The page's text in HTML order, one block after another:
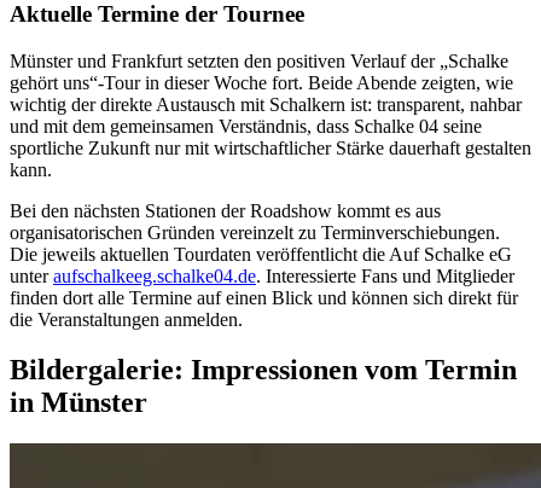
Aktuelle Termine der Tournee
Münster und Frankfurt setzten den positiven Verlauf der „Schalke
gehört uns“-Tour in dieser Woche fort. Beide Abende zeigten, wie
wichtig der direkte Austausch mit Schalkern ist: transparent, nahbar
und mit dem gemeinsamen Verständnis, dass Schalke 04 seine
sportliche Zukunft nur mit wirtschaftlicher Stärke dauerhaft gestalten
kann.
Bei den nächsten Stationen der Roadshow kommt es aus
organisatorischen Gründen vereinzelt zu Terminverschiebungen.
Die jeweils aktuellen Tourdaten veröffentlicht die Auf Schalke eG
unteraufschalkeeg.schalke04.de. Interessierte Fans und Mitglieder
finden dort alle Termine auf einen Blick und können sich direkt für
die Veranstaltungen anmelden.
Bildergalerie: Impressionen vom Termin
in Münster